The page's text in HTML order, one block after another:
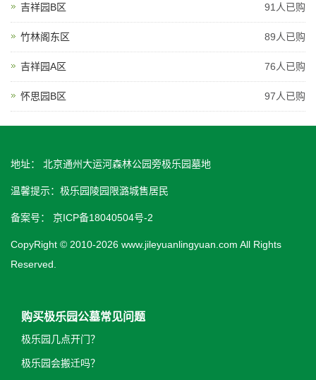
吉祥园B区 91人已购
竹林阁东区 89人已购
吉祥园A区 76人已购
怀思园B区 97人已购
地址： 北京通州大运河森林公园旁极乐园墓地
温馨提示：极乐园陵园限潞城售居民
备案号： 京ICP备18040504号-2
CopyRight © 2010-2026 www.jileyuanlingyuan.com All Rights
Reserved.
购买极乐园公墓常见问题
极乐园几点开门？
极乐园会搬迁吗？